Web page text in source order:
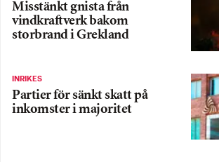
Misstänkt gnista från
vindkraftverk bakom
storbrand i Grekland
INRIKES
Partier för sänkt skatt på
inkomster i majoritet